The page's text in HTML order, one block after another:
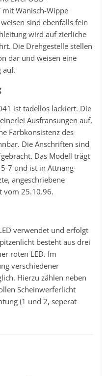
Wanisch-Wippe
sind ebenfalls fein
wird auf zierliche
Die Drehgestelle stellen
dar und weisen eine
auf.
ist tadellos lackiert. Die
Ausfransungen auf,
Farbkonsistenz des
Die Anschriften sind
Das Modell trägt
7 und ist in Attnang-
angeschriebene
vom 25.10.96.
verwendet und erfolgt
besteht aus drei
roten LED. Im
verschiedener
Hierzu zählen neben
Scheinwerferlicht
(1 und 2, seperat